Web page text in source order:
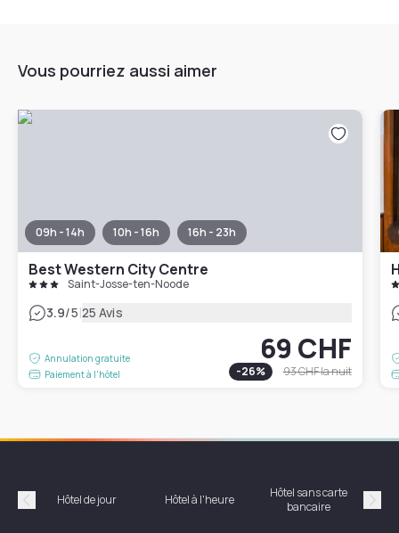
Vous pourriez aussi aimer
09h - 14h 10h - 16h 16h - 23h
Best Western City Centre
Saint-Josse-ten-Noode
3.9/5|25 Avis
Annulation gratuite
Paiement à l'hôtel
69 CHF
-26% 93 CHFla nuit
Précédent
Hôtel de jour Hôtel à l'heure
Hôtel sans carte
bancaire